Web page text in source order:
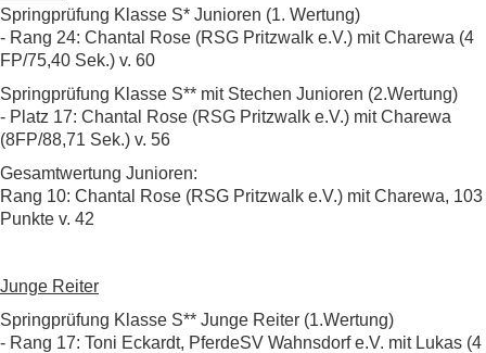
Springprüfung Klasse S* Junioren (1. Wertung)
- Rang 24: Chantal Rose (RSG Pritzwalk e.V.) mit Charewa (4
FP/75,40 Sek.) v. 60
Springprüfung Klasse S** mit Stechen Junioren (2.Wertung)
- Platz 17: Chantal Rose (RSG Pritzwalk e.V.) mit Charewa
(8FP/88,71 Sek.) v. 56
Gesamtwertung Junioren:
Rang 10: Chantal Rose (RSG Pritzwalk e.V.) mit Charewa, 103
Punkte v. 42
Junge Reiter
Springprüfung Klasse S** Junge Reiter (1.Wertung)
- Rang 17: Toni Eckardt, PferdeSV Wahnsdorf e.V. mit Lukas (4